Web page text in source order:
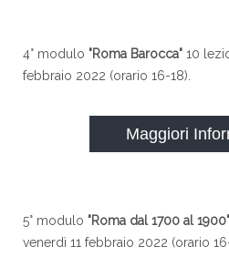
4° modulo "Roma Barocca" 10
febbraio 2022 (orario 16-18).
Maggiori
5° modulo "Roma dal 1700 al 1900"
venerdì 11 febbraio 2022 (orario